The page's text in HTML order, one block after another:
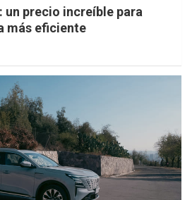
un precio increíble para
más eficiente